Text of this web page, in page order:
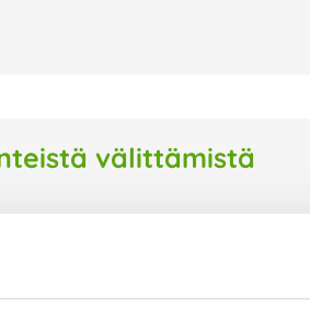
välittämistä
jo pitkään uskottu siihen, että
ja rohkeasti uutta luoden. Siksi